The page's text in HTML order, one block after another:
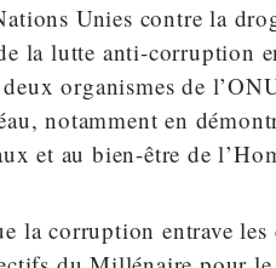
Unies contre la
la lutte anti-corruption
organismes de
notamment en
et au bien-être de
la corruption entrave